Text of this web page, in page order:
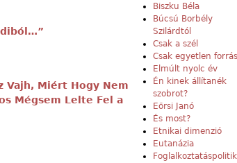
Vajh, Miért Hogy Nem
Mégsem Lelte Fel a
Biszku Béla
Búcsú Borbély
Szilárdtól
Csak a szél
Csak egyetlen forrás
Elmúlt nyolc év
Én kinek állítanék
szobrot?
Eörsi Janó
És most?
Etnikai dimenzió
Eutanázia